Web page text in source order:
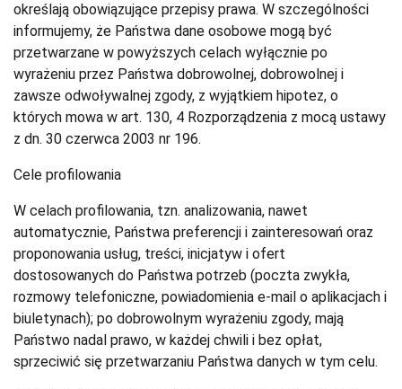
określają obowiązujące przepisy prawa. W szczególności
informujemy, że Państwa dane osobowe mogą być
przetwarzane w powyższych celach wyłącznie po
wyrażeniu przez Państwa dobrowolnej, dobrowolnej i
zawsze odwoływalnej zgody, z wyjątkiem hipotez, o
których mowa w art. 130, 4 Rozporządzenia z mocą ustawy
z dn. 30 czerwca 2003 nr 196.
Cele profilowania
W celach profilowania, tzn. analizowania, nawet
automatycznie, Państwa preferencji i zainteresowań oraz
proponowania usług, treści, inicjatyw i ofert
dostosowanych do Państwa potrzeb (poczta zwykła,
rozmowy telefoniczne, powiadomienia e-mail o aplikacjach i
biuletynach); po dobrowolnym wyrażeniu zgody, mają
Państwo nadal prawo, w każdej chwili i bez opłat,
sprzeciwić się przetwarzaniu Państwa danych w tym celu.